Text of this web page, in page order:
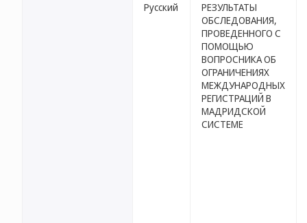
Русский
РЕЗУЛЬТАТЫ
ОБСЛЕДОВАНИЯ,
ПРОВЕДЕННОГО С
ПОМОЩЬЮ
ВОПРОСНИКА ОБ
ОГРАНИЧЕНИЯХ
МЕЖДУНАРОДНЫХ
РЕГИСТРАЦИЙ В
МАДРИДСКОЙ
СИСТЕМЕ